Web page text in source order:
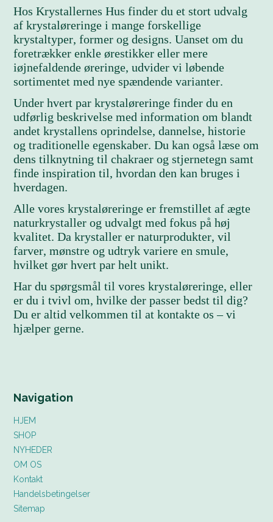
Hos Krystallernes Hus finder du et stort udvalg
af krystaløreringe i mange forskellige
krystaltyper, former og designs. Uanset om du
foretrækker enkle ørestikker eller mere
iøjnefaldende øreringe, udvider vi løbende
sortimentet med nye spændende varianter.
Under hvert par krystaløreringe finder du en
udførlig beskrivelse med information om blandt
andet krystallens oprindelse, dannelse, historie
og traditionelle egenskaber. Du kan også læse om
dens tilknytning til chakraer og stjernetegn samt
finde inspiration til, hvordan den kan bruges i
hverdagen.
Alle vores krystaløreringe er fremstillet af ægte
naturkrystaller og udvalgt med fokus på høj
kvalitet. Da krystaller er naturprodukter, vil
farver, mønstre og udtryk variere en smule,
hvilket gør hvert par helt unikt.
Har du spørgsmål til vores krystaløreringe, eller
er du i tvivl om, hvilke der passer bedst til dig?
Du er altid velkommen til at kontakte os – vi
hjælper gerne.
Navigation
HJEM
SHOP
NYHEDER
OM OS
Kontakt
Handelsbetingelser
Sitemap